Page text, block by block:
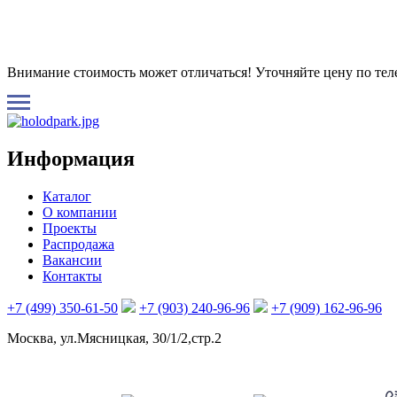
Внимание стоимость может отличаться! Уточняйте цену по
Информация
Каталог
О компании
Проекты
Распродажа
Вакансии
Контакты
+7 (499) 350-61-50 +7 (903) 240-96-96
+7 (909) 162-96-96
Москва, ул.Мясницкая, 30/1/2,стр.2